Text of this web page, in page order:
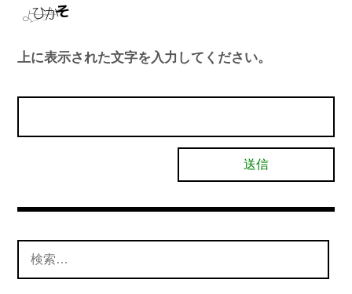
上に表示された文字を入力してください。
索: